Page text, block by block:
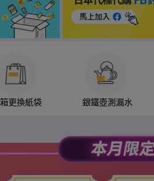
更換紙袋 銀鐵壺測漏水